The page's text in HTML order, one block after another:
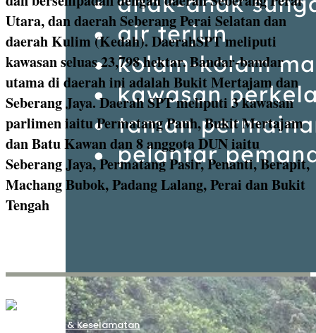
Utara, dan daerah Seberang Perai Selatan dan
daerah Kulim (Kedah). DaerahSPT meliputi
kawasan seluas 23,798 hektar. Bandar-bandar
utama di daerah ini adalah Bukit Mertajam dan
Seberang Jaya. Daerah SPT meliputi 3 kawasan
parlimen iaitu Permatang Pauh, Bukit Mertajam
dan Batu Kawan dan 8 anggota DUN iaitu
Seberang Jaya, Permatang Pasir, Penanti, Berapit,
Machang Bubok, Padang Lalang, Perai dan Bukit
Tengah
Dasar Privasi & Keselamatan